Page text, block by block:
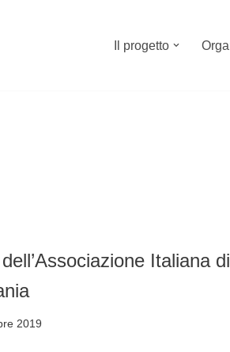
Il progetto
Italiana di
2019